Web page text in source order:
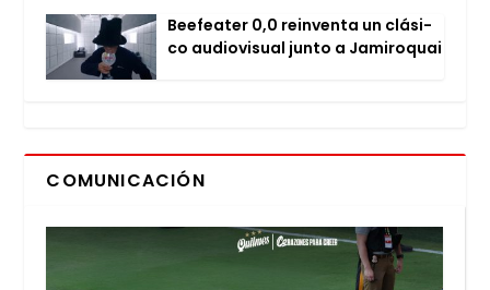
Bee­fea­ter 0,0 rein­ven­ta un clá­si­
co audio­vi­sual jun­to a Jami­ro­quai
COMUNICACIÓN